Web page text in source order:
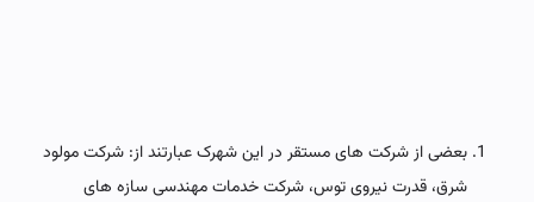
بعضی از شرکت های مستقر در این شهرک عبارتند از: شرکت مولود
شرق، قدرت نیروی توس، شرکت خدمات مهندسی سازه های